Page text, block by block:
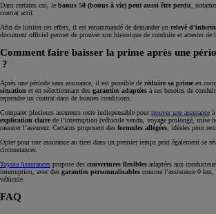
Dans certains cas, le bonus 50 (bonus à vie) peut aussi être perdu ,
contrat actif.
Afin de limiter ces effets, il est recommandé de demander un relevé
document officiel permet de prouver son historique de conduite et attester de
Comment faire baisser la prime après une
?
Après une période sans assurance, il est possible de réduire sa prime en
situation et en sélectionnant des garanties adaptées à ses besoins de
reprendre un contrat dans de bonnes conditions.
Comparer plusieurs assureurs reste indispensable pourtrouver une assurance
explication claire de l’interruption (véhicule vendu, voyage prolongé, mise
rassurer l’assureur. Certains proposent des formules allégées , idéales pour
Opter pour une assurance au tiers dans un premier temps peut également se
circonstances.
Toyota Assurances propose des couvertures flexibles adaptées aux
interruption, avec des garanties personnalisables comme l’assistance 0
véhicule.
FAQ